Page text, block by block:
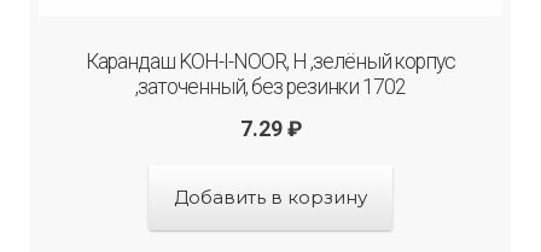
Карандаш KOH-I-NOOR, H ,зелёный корпус
,заточенный, без резинки 1702
7.29 ₽
Добавить в корзину